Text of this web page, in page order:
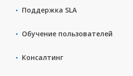
Поддержка SLA
Обучение пользователей
Консалтинг